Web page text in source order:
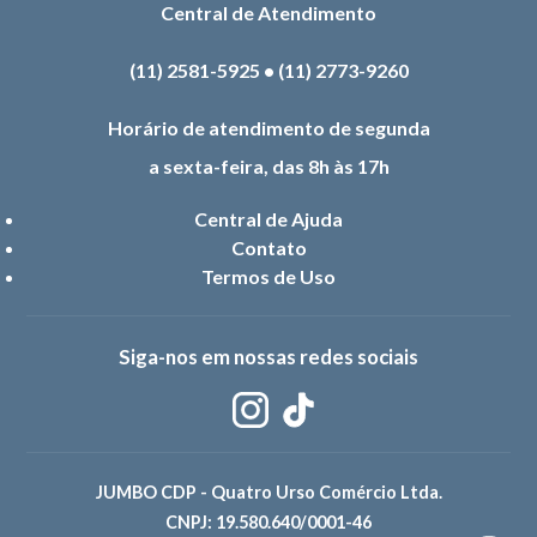
Central de Atendimento
(11) 2581-5925 • (11) 2773-9260
Horário de atendimento de segunda
a sexta-feira, das 8h às 17h
Central de Ajuda
Contato
Termos de Uso
Siga-nos em nossas redes sociais
JUMBO CDP - Quatro Urso Comércio Ltda.
CNPJ: 19.580.640/0001-46